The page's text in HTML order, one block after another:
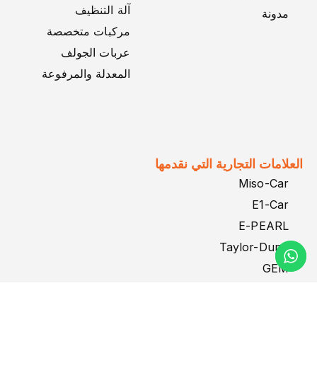
مدونة
آلة التنظيف
مركبات متخصصة
عربات الجولف
المعدلة والمرفوعة
العلامات التجارية التي نقدمها
Miso-Car
E1-Car
E-PEARL
Taylor-Dunn
GEM